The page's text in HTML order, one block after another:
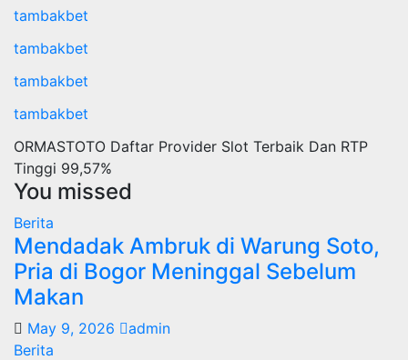
tambakbet
tambakbet
tambakbet
tambakbet
ORMASTOTO Daftar Provider Slot Terbaik Dan RTP
Tinggi 99,57%
You missed
Berita
Mendadak Ambruk di Warung Soto,
Pria di Bogor Meninggal Sebelum
Makan
May 9, 2026
admin
Berita